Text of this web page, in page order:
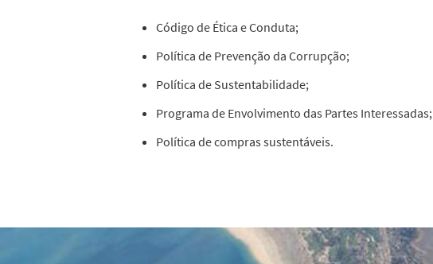
Código de Ética e Conduta;
Política de Prevenção da Corrupção;
Política de Sustentabilidade;
Programa de Envolvimento das Partes Interessadas;
Política de compras sustentáveis.